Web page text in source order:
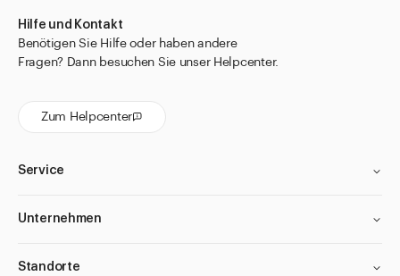
Hilfe und Kontakt
Benötigen Sie Hilfe oder haben andere
Fragen? Dann besuchen Sie unser Helpcenter.
Zum Helpcenter
Service
Unternehmen
Standorte